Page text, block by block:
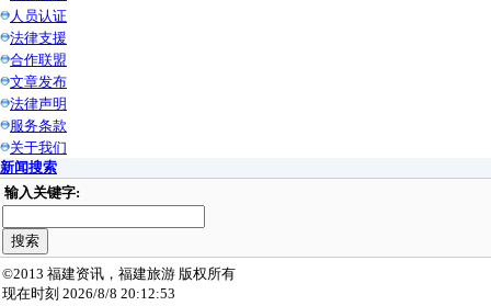
人员认证
法律支援
合作联盟
文章发布
法律声明
服务条款
关于我们
新闻搜索
输入关键字:
©2013 福建资讯，福建旅游 版权所有
现在时刻 2026/8/8 20:12:53